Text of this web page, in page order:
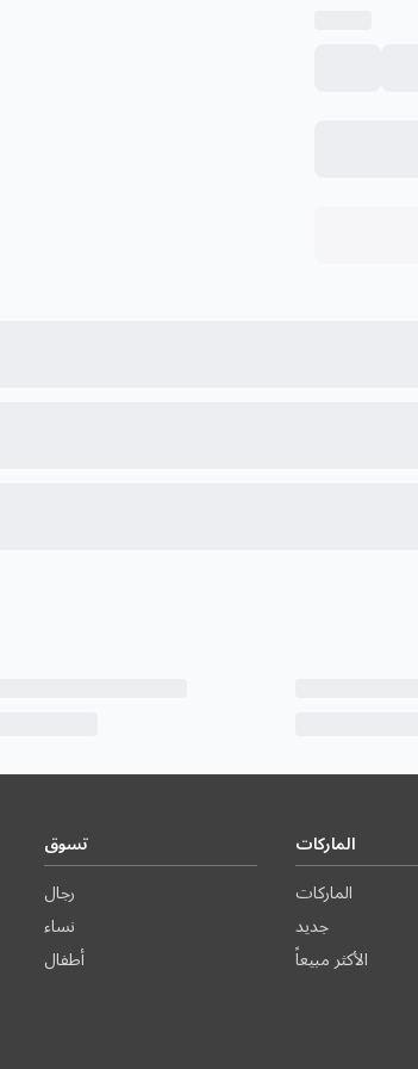
تسوق
رجال
نساء
أطفال
الماركات
الماركات
جديد
الأكثر مبيعاً